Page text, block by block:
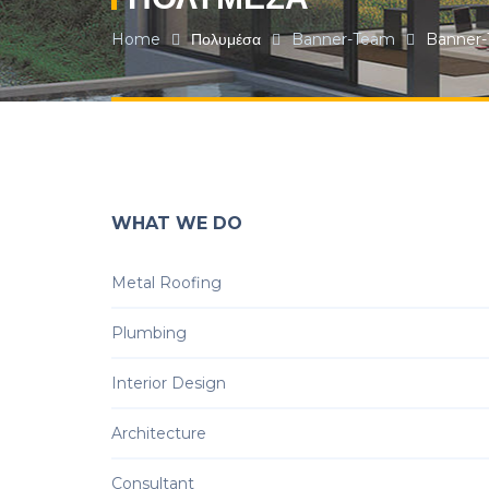
Home Πολυμέσα Banner-Team
WHAT WE DO
Metal Roofing
Plumbing
Interior Design
Architecture
Consultant